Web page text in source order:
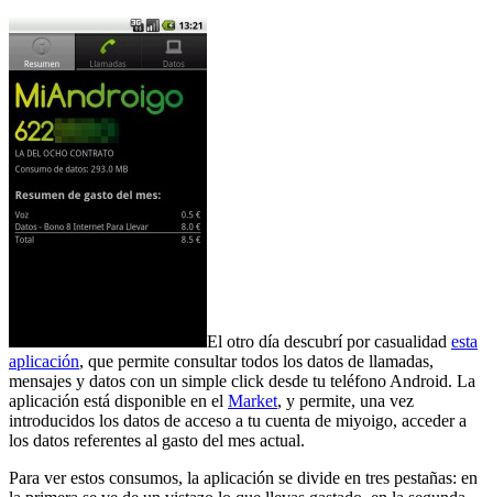
El otro día descubrí por casualidad esta
aplicación, que permite consultar todos los datos de llamadas,
mensajes y datos con un simple click desde tu teléfono Android. La
aplicación está disponible en el Market, y permite, una vez
introducidos los datos de acceso a tu cuenta de miyoigo, acceder a
los datos referentes al gasto del mes actual.
Para ver estos consumos, la aplicación se divide en tres pestañas: en